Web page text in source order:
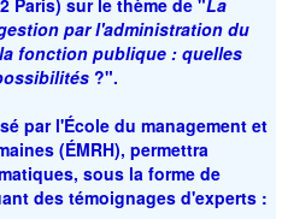
Paris) sur le thème de "La
par l'administration du
fonction publique : quelles
?".
par l'École du management et
(ÉMRH), permettra
sous la forme de
des témoignages d'experts :